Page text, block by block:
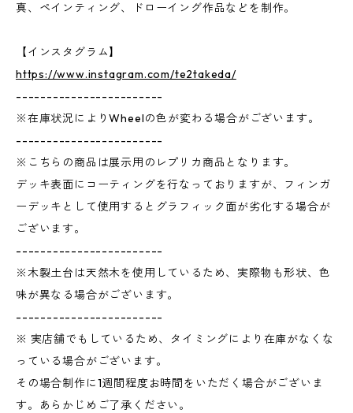
真、ペインティング、ドローイング作品などを制作。
【インスタグラム】
https://www.instagram.com/te2takeda/
------------------------
※在庫状況によりWheelの色が変わる場合がございます。
------------------------
※こちらの商品は展示用のレプリカ商品となります。
デッキ表面にコーティングを行なっておりますが、フィンガ
ーデッキとして使用するとグラフィック面が劣化する場合が
ございます。
------------------------
※木製土台は天然木を使用しているため、実際物も形状、色
味が異なる場合がございます。
------------------------
※ 実店舗でもしているため、タイミングにより在庫がなくな
っている場合がございます。
その場合制作に1週間程度お時間をいただく場合がございま
す。あらかじめご了承ください。